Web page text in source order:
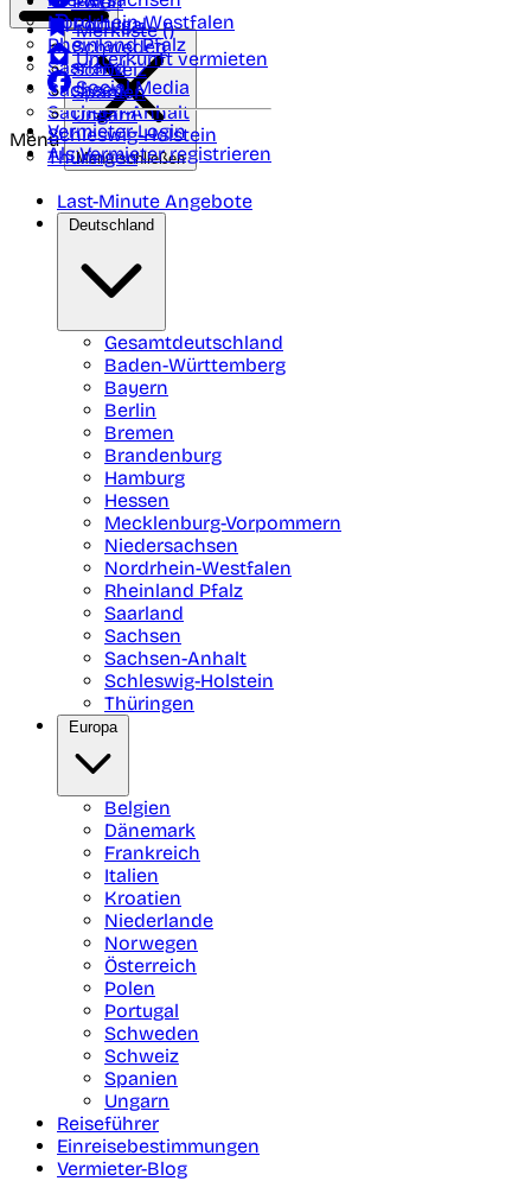
Nordrhein-Westfalen
Rheinland Pfalz
Saarland
Sachsen
Sachsen-Anhalt
Schleswig-Holstein
Thüringen
Portugal
Schweden
Schweiz
Spanien
Ungarn
Merkliste ()
Unterkunft vermieten
Social Media
Vermieter-Login
Als Vermieter registrieren
Menü
Menü schließen
Last-Minute Angebote
Deutschland
Gesamtdeutschland
Baden-Württemberg
Bayern
Berlin
Bremen
Brandenburg
Hamburg
Hessen
Mecklenburg-Vorpommern
Niedersachsen
Nordrhein-Westfalen
Rheinland Pfalz
Saarland
Sachsen
Sachsen-Anhalt
Schleswig-Holstein
Thüringen
Europa
Belgien
Dänemark
Frankreich
Italien
Kroatien
Niederlande
Norwegen
Österreich
Polen
Portugal
Schweden
Schweiz
Spanien
Ungarn
Reiseführer
Einreisebestimmungen
Vermieter-Blog